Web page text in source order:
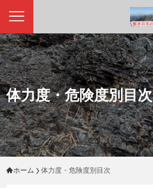
体力度・危険度別目次
ホーム 体力度・危険度別目次